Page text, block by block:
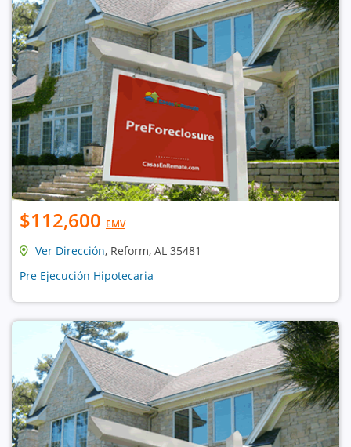
$112,600 EMV
Ver Dirección, Reform, AL 35481
Pre Ejecución Hipotecaria